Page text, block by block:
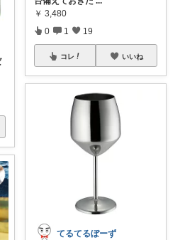
￥ 3,480
0 1 19
コレ いいね
てるてるぼーず